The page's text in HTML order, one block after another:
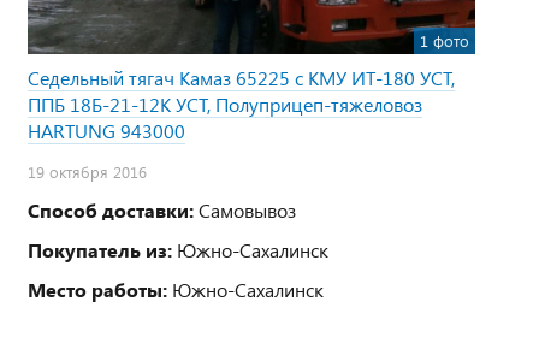
1 фото
Седельный тягач Камаз 65225 с КМУ ИТ-180 УСТ,
ППБ 18Б-21-12К УСТ, Полуприцеп-тяжеловоз
HARTUNG 943000
19 октября 2016
Способ доставки:Самовывоз
Покупатель из: Южно-Сахалинск
Место работы: Южно-Сахалинск